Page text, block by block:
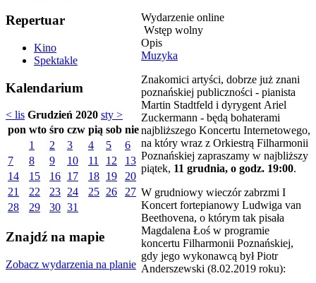
Repertuar
Kino
Spektakle
Kalendarium
< lis Grudzień 2020 sty >
pon wto śro czw pią sob nie
1
2 3 4 5
6
7
8 9 10 11 12
13
14
15 16 17 18 19
20
21
22 23 24 25 26
27
28
29 30 31
Znajdź na mapie
Zobacz wydarzenia na planie
Wydarzenie online
Wstęp wolny
Opis
Muzyka
Znakomici artyści, dobrze już znani
poznańskiej publiczności - pianista
Martin Stadtfeld i dyrygent Ariel
Zuckermann - będą bohaterami
najbliższego Koncertu Internetowego,
na który wraz z Orkiestrą Filharmonii
Poznańskiej zapraszamy w najbliższy
piątek, 11 grudnia, o godz. 19:00.
W grudniowy wieczór zabrzmi I
Koncert fortepianowy Ludwiga van
Beethovena, o którym tak pisała
Magdalena Łoś w programie
koncertu Filharmonii Poznańskiej,
gdy jego wykonawcą był Piotr
Anderszewski (8.02.2019 roku):